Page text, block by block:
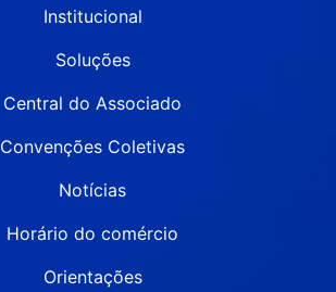
Institucional
Soluções
Central do Associado
Convenções Coletivas
Notícias
Horário do comércio
Orientações